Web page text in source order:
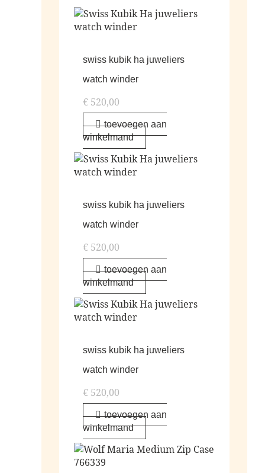
swiss kubik ha juweliers
watch winder
€ 520,00
toevoegen aan
winkelmand
swiss kubik ha juweliers
watch winder
€ 520,00
toevoegen aan
winkelmand
swiss kubik ha juweliers
watch winder
€ 520,00
toevoegen aan
winkelmand